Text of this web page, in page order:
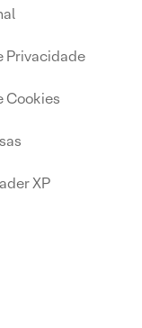
Privacidade
Cookies
XP